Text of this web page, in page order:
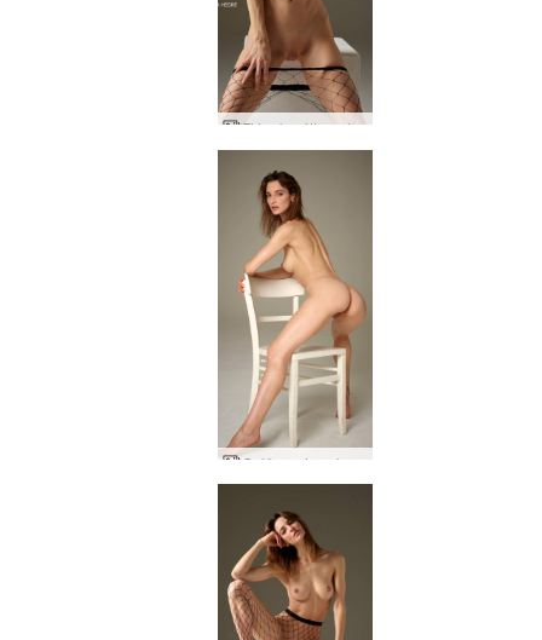
Flóru baráttuandinn